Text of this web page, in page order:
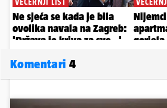
Komentari 4